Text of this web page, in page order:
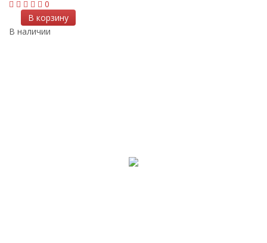
0
В корзину
В наличии